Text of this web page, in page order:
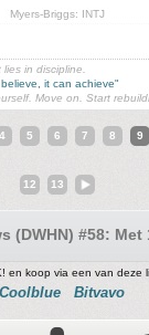
Myers-Briggs: INTJ
in discipline.
it can achieve"
Move on. Start
4 5 6 7 8 9
12 13
(DWHN) #58: Met
en koop via een van deze
Coolblue Bitvavo